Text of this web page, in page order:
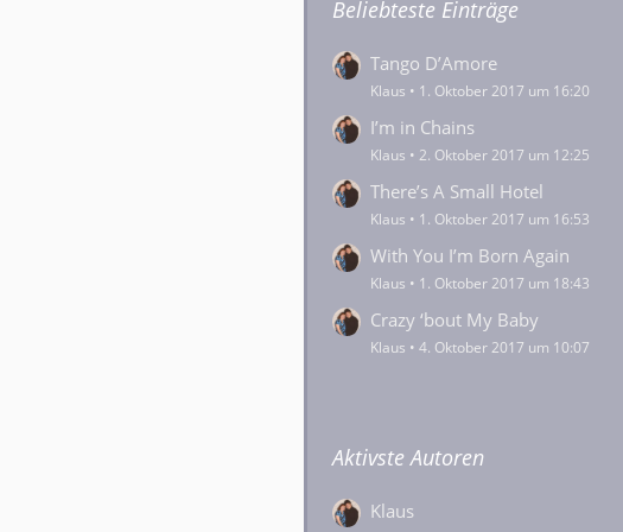
Beliebteste Einträge
Tango D’Amore
Klaus 1. Oktober 2017 um 16:20
I’m in Chains
Klaus 2. Oktober 2017 um 12:25
There’s A Small Hotel
Klaus 1. Oktober 2017 um 16:53
With You I’m Born Again
Klaus 1. Oktober 2017 um 18:43
Crazy ‘bout My Baby
Klaus 4. Oktober 2017 um 10:07
Aktivste Autoren
Klaus